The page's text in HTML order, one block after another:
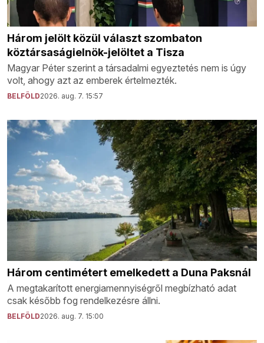
Három jelölt közül választ szombaton
köztársaságielnök-jelöltet a Tisza
Magyar Péter szerint a társadalmi egyeztetés nem is úgy
volt, ahogy azt az emberek értelmezték.
BELFÖLD2026. aug. 7. 15:57
Három centimétert emelkedett a Duna Paksnál
A megtakarított energiamennyiségről megbízható adat
csak később fog rendelkezésre állni.
BELFÖLD2026. aug. 7. 15:00